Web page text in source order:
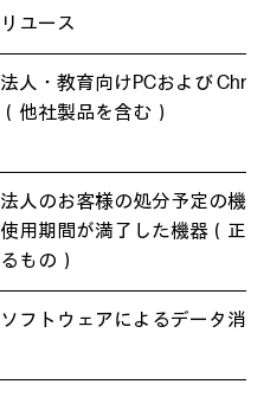
リユース
法人・教育向けPCおよび
（他社製品を含む）
法人のお客様の処分予定の機
使用期間が満了した機器（正
るもの）
ソフトウェアによるデータ消去